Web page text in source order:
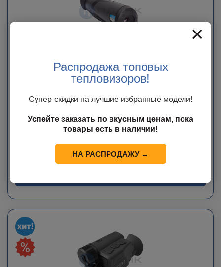
Тепловизор DALI-IRtech S252H
В наличии
37 000руб.
23 000руб.
×
Распродажа топовых
тепловизоров!
Супер-скидки на лучшие избранные модели!
Успейте заказать по вкусным ценам, пока
товары есть в наличии!
НА РАСПРОДАЖУ →